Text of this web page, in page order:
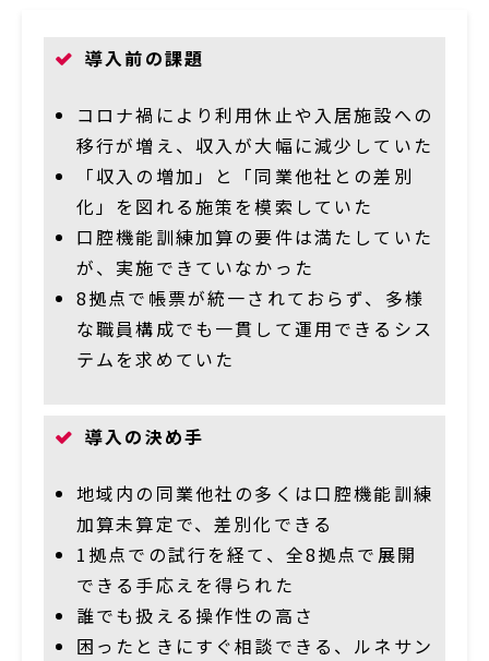
導入前の課題
コロナ禍により利用休止や入居施設への
移行が増え、収入が大幅に減少していた
「収入の増加」と「同業他社との差別
化」を図れる施策を模索していた
口腔機能訓練加算の要件は満たしていた
が、実施できていなかった
8拠点で帳票が統一されておらず、多様
な職員構成でも一貫して運用できるシス
テムを求めていた
導入の決め手
地域内の同業他社の多くは口腔機能訓練
加算未算定で、差別化できる
1拠点での試行を経て、全8拠点で展開
できる手応えを得られた
誰でも扱える操作性の高さ
困ったときにすぐ相談できる、ルネサン